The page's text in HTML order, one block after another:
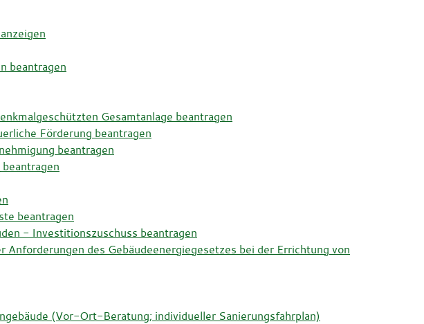
beantragen
Gesamtanlage beantragen
Förderung beantragen
beantragen
beantragen
- Investitionszuschuss beantragen
Anforderungen des Gebäudeenergiegesetzes bei der Errichtung von
(Vor-Ort-Beratung; individueller Sanierungsfahrplan)